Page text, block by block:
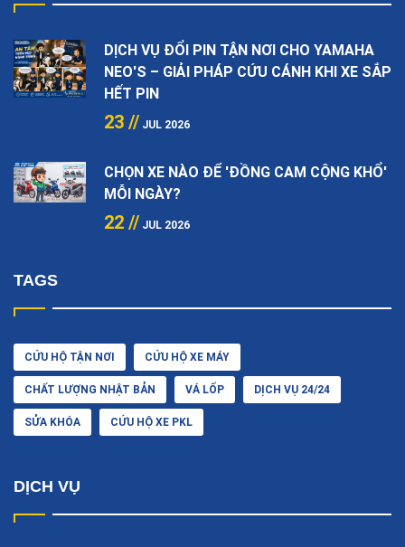
DỊCH VỤ ĐỔI PIN TẬN NƠI CHO YAMAHA
NEO'S – GIẢI PHÁP CỨU CÁNH KHI XE SẮP
HẾT PIN
23 // JUL 2026
CHỌN XE NÀO ĐỂ 'ĐỒNG CAM CỘNG KHỔ'
MỖI NGÀY?
22 // JUL 2026
TAGS
CỨU HỘ TẬN NƠI CỨU HỘ XE MÁY
CHẤT LƯỢNG NHẬT BẢN VÁ LỐP DỊCH VỤ 24/24
SỬA KHÓA CỨU HỘ XE PKL
DỊCH VỤ